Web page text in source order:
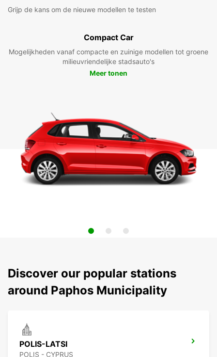
Grijp de kans om de nieuwe modellen te testen
Compact Car
Mogelijkheden vanaf compacte en zuinige modellen tot groene
milieuvriendelijke stadsauto's
Meer tonen
Discover our popular stations
around Paphos Municipality
POLIS-LATSI
POLIS - CYPRUS